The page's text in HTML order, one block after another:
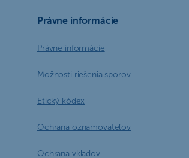
Právne informácie
Právne informácie
Možnosti riešenia sporov
Etický kódex
Ochrana oznamovateľov
Ochrana vkladov